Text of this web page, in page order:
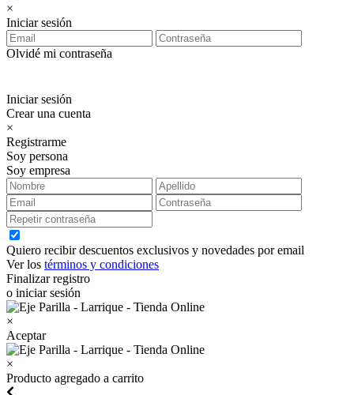
×
Iniciar sesión
Olvidé mi contraseña
Iniciar sesión
Crear una cuenta
×
Registrarme
Soy persona
Soy empresa
Quiero recibir descuentos exclusivos y novedades por email
Ver los términos y condiciones
Finalizar registro
o iniciar sesión
×
Aceptar
×
Producto agregado a carrito